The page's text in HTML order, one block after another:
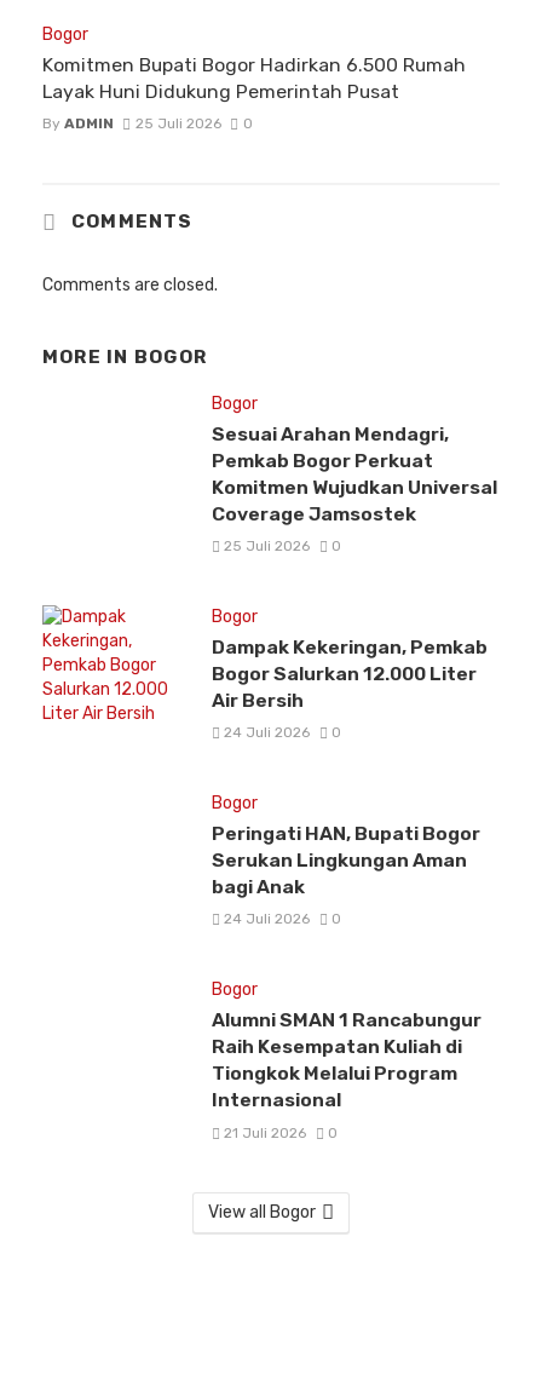
Bogor
Komitmen Bupati Bogor Hadirkan 6.500 Rumah
Layak Huni Didukung Pemerintah Pusat
By ADMIN 25 Juli 2026 0
COMMENTS
Comments are closed.
MORE IN BOGOR
Bogor
Sesuai Arahan Mendagri,
Pemkab Bogor Perkuat
Komitmen Wujudkan Universal
Coverage Jamsostek
25 Juli 2026 0
Bogor
Dampak Kekeringan, Pemkab
Bogor Salurkan 12.000 Liter
Air Bersih
24 Juli 2026 0
Bogor
Peringati HAN, Bupati Bogor
Serukan Lingkungan Aman
bagi Anak
24 Juli 2026 0
Bogor
Alumni SMAN 1 Rancabungur
Raih Kesempatan Kuliah di
Tiongkok Melalui Program
Internasional
21 Juli 2026 0
View all Bogor